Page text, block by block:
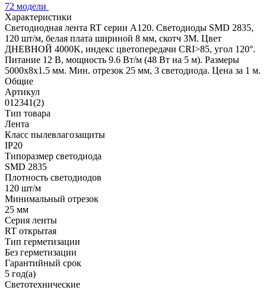
72 модели
Характеристики
Светодиодная лента RT серии A120. Светодиоды SMD 2835,
120 шт/м, белая плата шириной 8 мм, скотч 3M. Цвет
ДНЕВНОЙ 4000K, индекс цветопередачи CRI>85, угол 120°.
Питание 12 В, мощность 9.6 Вт/м (48 Вт на 5 м). Размеры
5000x8x1.5 мм. Мин. отрезок 25 мм, 3 светодиода. Цена за 1 м.
Общие
Артикул
012341(2)
Тип товара
Лента
Класс пылевлагозащиты
IP20
Типоразмер светодиода
SMD 2835
Плотность светодиодов
120 шт/м
Минимальный отрезок
25 мм
Серия ленты
RT открытая
Тип герметизации
Без герметизации
Гарантийный срок
5 год(а)
Светотехнические